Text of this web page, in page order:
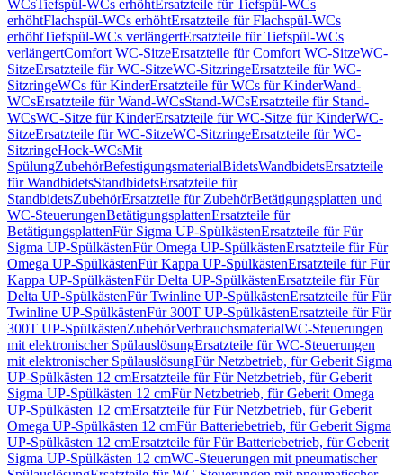
WCsTiefspül-WCs erhöhtErsatzteile für Tiefspül-WCs
erhöhtFlachspül-WCs erhöhtErsatzteile für Flachspül-WCs
erhöhtTiefspül-WCs verlängertErsatzteile für Tiefspül-WCs
verlängertComfort WC-SitzeErsatzteile für Comfort WC-SitzeWC-
SitzeErsatzteile für WC-SitzeWC-SitzringeErsatzteile für WC-
SitzringeWCs für KinderErsatzteile für WCs für KinderWand-
WCsErsatzteile für Wand-WCsStand-WCsErsatzteile für Stand-
WCsWC-Sitze für KinderErsatzteile für WC-Sitze für KinderWC-
SitzeErsatzteile für WC-SitzeWC-SitzringeErsatzteile für WC-
SitzringeHock-WCsMit
SpülungZubehörBefestigungsmaterialBidetsWandbidetsErsatzteile
für WandbidetsStandbidetsErsatzteile für
StandbidetsZubehörErsatzteile für ZubehörBetätigungsplatten und
WC-SteuerungenBetätigungsplattenErsatzteile für
BetätigungsplattenFür Sigma UP-SpülkästenErsatzteile für Für
Sigma UP-SpülkästenFür Omega UP-SpülkästenErsatzteile für Für
Omega UP-SpülkästenFür Kappa UP-SpülkästenErsatzteile für Für
Kappa UP-SpülkästenFür Delta UP-SpülkästenErsatzteile für Für
Delta UP-SpülkästenFür Twinline UP-SpülkästenErsatzteile für Für
Twinline UP-SpülkästenFür 300T UP-SpülkästenErsatzteile für Für
300T UP-SpülkästenZubehörVerbrauchsmaterialWC-Steuerungen
mit elektronischer SpülauslösungErsatzteile für WC-Steuerungen
mit elektronischer SpülauslösungFür Netzbetrieb, für Geberit Sigma
UP-Spülkästen 12 cmErsatzteile für Für Netzbetrieb, für Geberit
Sigma UP-Spülkästen 12 cmFür Netzbetrieb, für Geberit Omega
UP-Spülkästen 12 cmErsatzteile für Für Netzbetrieb, für Geberit
Omega UP-Spülkästen 12 cmFür Batteriebetrieb, für Geberit Sigma
UP-Spülkästen 12 cmErsatzteile für Für Batteriebetrieb, für Geberit
Sigma UP-Spülkästen 12 cmWC-Steuerungen mit pneumatischer